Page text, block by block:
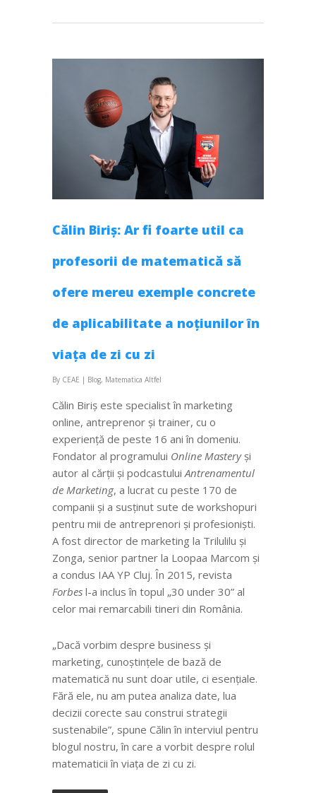
Călin Biriș: Ar fi foarte util ca
profesorii de matematică să
ofere mereu exemple concrete
de aplicabilitate a noțiunilor în
viața de zi cu zi
By CEAE | Blog, Matematica Altfel
Călin Biriș este specialist în marketing
online, antreprenor și trainer, cu o
experiență de peste 16 ani în domeniu.
Fondator al programului Online Masteryși
autor al cărții și podcastului Antrenamentul
de Marketing, a lucrat cu peste 170 de
companii și a susținut sute de workshopuri
pentru mii de antreprenori și profesioniști.
A fost director de marketing la Trilulilu și
Zonga, senior partner la Loopaa Marcom și
a condus IAA YP Cluj. În 2015, revista
Forbes l-a inclus în topul „30 under 30” al
celor mai remarcabili tineri din România.
„Dacă vorbim despre business și
marketing, cunoștințele de bază de
matematică nu sunt doar utile, ci esențiale.
Fără ele, nu am putea analiza date, lua
decizii corecte sau construi strategii
sustenabile”, spune Călin în interviul pentru
blogul nostru, în care a vorbit despre rolul
matematicii în viața de zi cu zi.